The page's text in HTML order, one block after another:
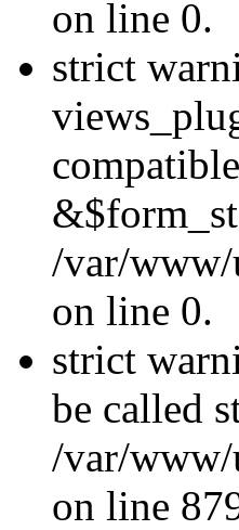
on line 0.
strict
/var/www/
on line 0.
strict
be called
/var/www/
on line